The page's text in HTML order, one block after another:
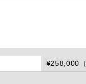
¥258,000